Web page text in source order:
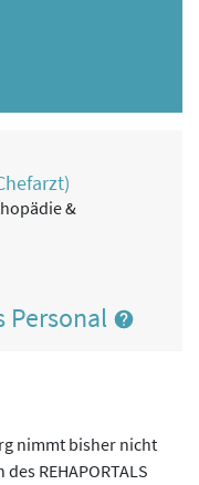
&
Personal
nimmt bisher nicht
REHAPORTALS